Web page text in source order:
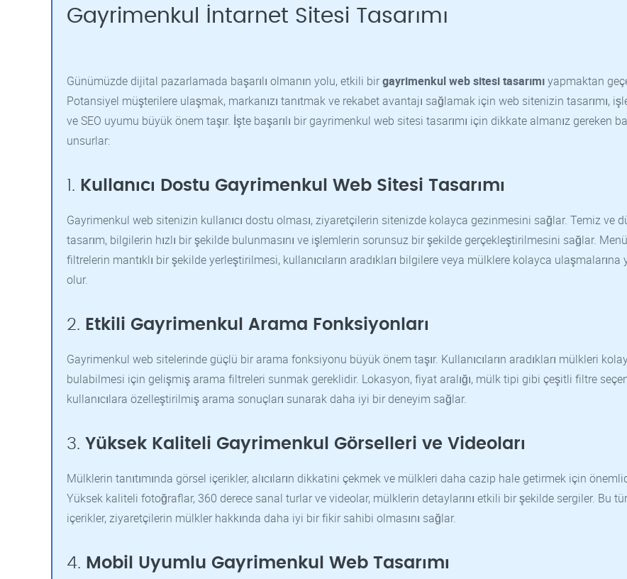
Gayrimenkul İntarnet Sitesi Tasarımı
Günümüzde dijital pazarlamada başarılı olmanın yolu, etkili birgayrimenkul web sitesi tasarımıyapmaktan
Potansiyel müşterilere ulaşmak, markanızı tanıtmak ve rekabet avantajı sağlamak için web sitenizin tasarımı,
ve SEO uyumu büyük önem taşır. İşte başarılı bir gayrimenkul web sitesi tasarımı için dikkate almanız gereken
unsurlar:
1. Kullanıcı Dostu Gayrimenkul Web Sitesi Tasarımı
Gayrimenkul web sitenizin kullanıcı dostu olması, ziyaretçilerin sitenizde kolayca gezinmesini sağlar. Temiz ve
tasarım, bilgilerin hızlı bir şekilde bulunmasını ve işlemlerin sorunsuz bir şekilde gerçekleştirilmesini sağlar.
filtrelerin mantıklı bir şekilde yerleştirilmesi, kullanıcıların aradıkları bilgilere veya mülklere kolayca ulaşmalarına
olur.
2. Etkili Gayrimenkul Arama Fonksiyonları
Gayrimenkul web sitelerinde güçlü bir arama fonksiyonu büyük önem taşır. Kullanıcıların aradıkları mülkleri
bulabilmesi için gelişmiş arama filtreleri sunmak gereklidir. Lokasyon, fiyat aralığı, mülk tipi gibi çeşitli filtre
kullanıcılara özelleştirilmiş arama sonuçları sunarak daha iyi bir deneyim sağlar.
3. Yüksek Kaliteli Gayrimenkul Görselleri ve Videoları
Mülklerin tanıtımında görsel içerikler, alıcıların dikkatini çekmek ve mülkleri daha cazip hale getirmek için
Yüksek kaliteli fotoğraflar, 360 derece sanal turlar ve videolar, mülklerin detaylarını etkili bir şekilde sergiler. Bu
içerikler, ziyaretçilerin mülkler hakkında daha iyi bir fikir sahibi olmasını sağlar.
4. Mobil Uyumlu Gayrimenkul Web Tasarımı